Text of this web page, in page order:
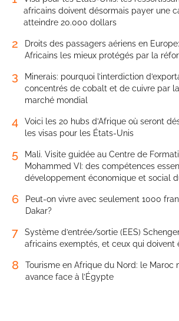
africains doivent désormais payer une
atteindre 20.000 dollars
2
Droits des passagers aériens en
Africains les mieux protégés par la
3
Minerais: pourquoi l’interdiction
concentrés de cobalt et de cuivre par
marché mondial
4
Voici les 20 hubs d’Afrique où seront
les visas pour les États-Unis
5
Mali. Visite guidée au Centre de
Mohammed VI: des compétences
développement économique et social
6
Peut-on vivre avec seulement 1000
Dakar?
7
Système d’entrée/sortie (EES)
africains exemptés, et ceux qui doivent
8
Tourisme en Afrique du Nord: le Maroc
avance face à l’Égypte